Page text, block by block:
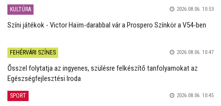
KULTÚRA 2026.08.06. 10:53
Színi játékok - Victor Haïm-darabbal vár a Prospero Színkör a V54-ben
FEHÉRVÁRI SZÍNES 2026.08.06. 10:47
Ősszel folytatja az ingyenes, szülésre felkészítő tanfolyamokat az
Egészségfejlesztési Iroda
SPORT 2026.08.06. 10:45